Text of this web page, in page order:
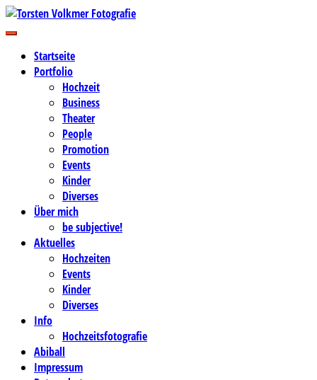
Zum
Inhalt
Torsten Volkmer Fotografie
Business-, Portrait- und Hochzeitsfotografie
Startseite
Portfolio
Hochzeit
Business
Theater
People
Promotion
Events
Kinder
Diverses
Über mich
be subjective!
Aktuelles
Hochzeiten
Events
Kinder
Diverses
Info
Hochzeitsfotografie
Abiball
Impressum